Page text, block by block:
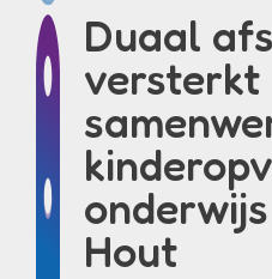
Duaal
versterkt
Hout